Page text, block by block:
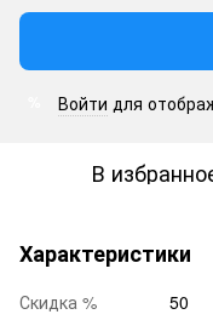
Войти для
В
Характеристики
Скидка %
50